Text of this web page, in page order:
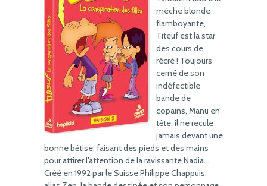
mèche blonde
flamboyante,
Titeuf est la star
des cours de
récré ! Toujours
cerné de son
indéfectible
bande de
copains, Manu en
tête, il ne recule
jamais devant une
bonne bêtise, faisant des pieds et des mains
pour attirer l’attention de la ravissante Nadia…
Créé en 1992 par le Suisse Philippe Chappuis,